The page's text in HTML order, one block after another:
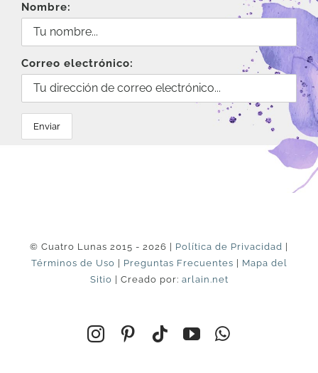
Nombre:
Correo electrónico:
© Cuatro Lunas 2015 - 2026 | Política de Privacidad
Términos de Uso
Preguntas Frecuentes
Mapa del
Sitio | Creado por: arlain.net